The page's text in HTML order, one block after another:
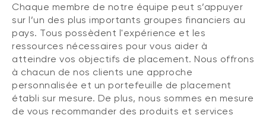
Chaque membre de notre équipe peut s’appuyer
sur l’un des plus importants groupes financiers au
pays. Tous possèdent l'expérience et les
ressources nécessaires pour vous aider à
atteindre vos objectifs de placement. Nous offrons
à chacun de nos clients une approche
personnalisée et un portefeuille de placement
établi sur mesure. De plus, nous sommes en mesure
de vous recommander des produits et services